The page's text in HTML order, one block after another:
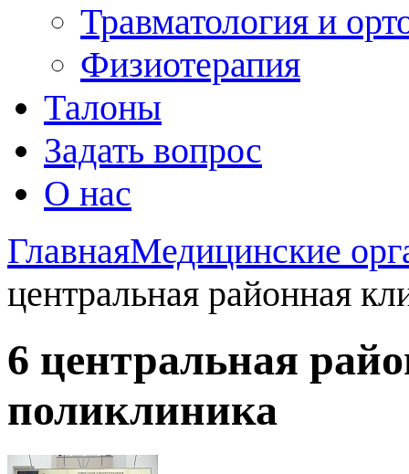
Травматология и
Физиотерапия
Талоны
Задать вопрос
О нас
ГлавнаяМедицинские
центральная районная
6 центральная
поликлиника